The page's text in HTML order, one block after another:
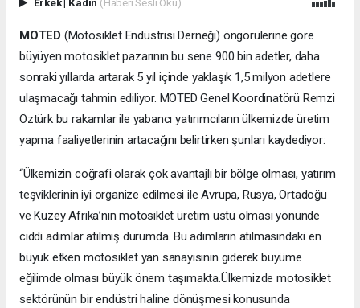
Erkek| Kadın (Haberi Sesli Oku)
MOTED (Motosiklet Endüstrisi Derneği) öngörülerine göre
büyüyen motosiklet pazarının bu sene 900 bin adetler, daha
sonraki yıllarda artarak 5 yıl içinde yaklaşık 1,5 milyon adetlere
ulaşmacağı tahmin ediliyor. MOTED Genel Koordinatörü Remzi
Öztürk bu rakamlar ile yabancı yatırımcıların ülkemizde üretim
yapma faaliyetlerinin artacağını belirtirken şunları kaydediyor:
“Ülkemizin coğrafi olarak çok avantajlı bir bölge olması, yatırım
teşviklerinin iyi organize edilmesi ile Avrupa, Rusya, Ortadoğu
ve Kuzey Afrika’nın motosiklet üretim üstü olması yönünde
ciddi adımlar atılmış durumda. Bu adımların atılmasındaki en
büyük etken motosiklet yan sanayisinin giderek büyüme
eğilimde olması büyük önem taşımakta.Ülkemizde motosiklet
sektörünün bir endüstri haline dönüşmesi konusunda